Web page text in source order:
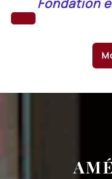
Fondation